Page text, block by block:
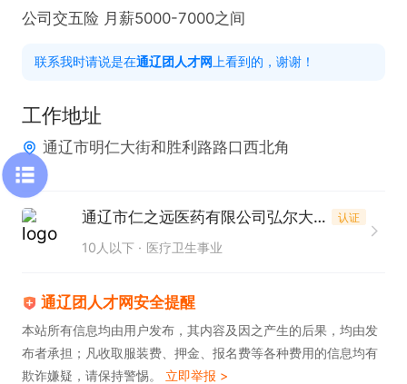
公司交五险 月薪5000-7000之间
联系我时请说是在通辽团人才网 上看到的，谢谢！
工作地址
通辽市明仁大街和胜利路路口西北角
通辽市仁之远医药有限公司弘尔大药房 认证
10人以下 医疗卫生事业
通辽团人才网安全提醒
本站所有信息均由用户发布，其内容及因之产生的后果，均由发
布者承担；凡收取服装费、押金、报名费等各种费用的信息均有
欺诈嫌疑，请保持警惕。 立即举报 >